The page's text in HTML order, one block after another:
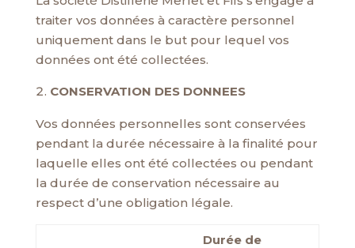
traiter vos données à caractère personnel
uniquement dans le but pour lequel vos
données ont été collectées.
CONSERVATION DES DONNEES
Vos données personnelles sont conservées
pendant la durée nécessaire à la finalité pour
laquelle elles ont été collectées ou pendant
la durée de conservation nécessaire au
respect d’une obligation légale.
Durée de